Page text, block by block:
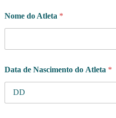
Nome do Atleta *
Data de Nascimento do Atleta *